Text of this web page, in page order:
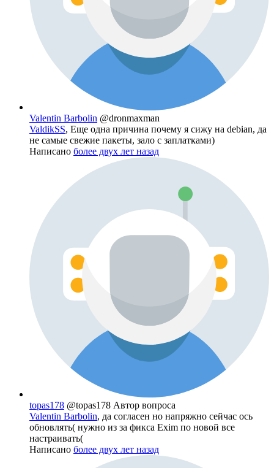
Valentin Barbolin @dronmaxman
ValdikSS, Еще одна причина почему я сижу на debian, да
не самые свежие пакеты, зало с заплатками)
Написано более двух лет назад
topas178 @topas178 Автор вопроса
Valentin Barbolin, да согласен но напряжно сейчас ось
обновлять( нужно из за фикса Exim по новой все
настраивать(
Написано более двух лет назад